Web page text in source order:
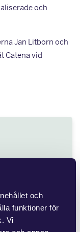
och
funktioner för
Vi
och
Jan Litborn och
Catena vid
förbättra